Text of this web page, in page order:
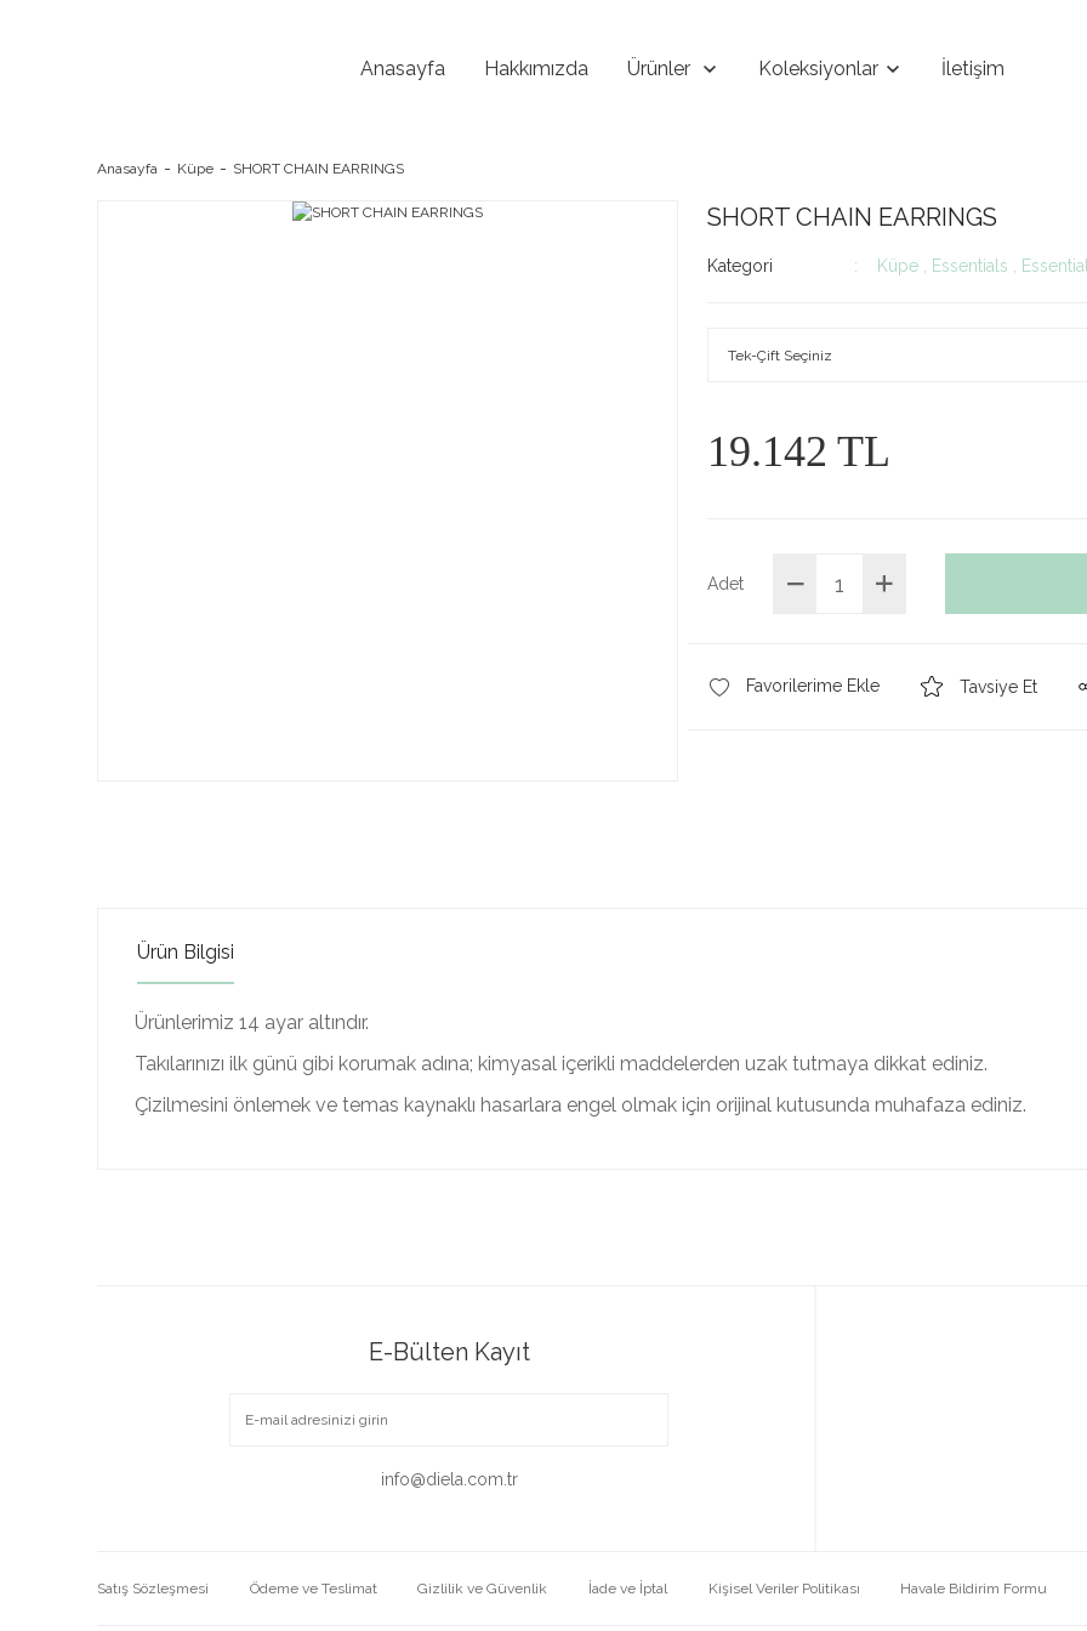
Anasayfa Hakkımızda Ürünler Koleksiyonlar İletişim
Anasayfa Küpe SHORT CHAIN EARRINGS
SHORT CHAIN EARRINGS
Kategori Küpe Essentials
19.142 TL
Adet
Tavsiye Et
Ürün Bilgisi
Ürünlerimiz 14 ayar altındır.
Takılarınızı ilk günü gibi korumak adına; kimyasal içerikli maddelerden uzak tutmaya dikkat ediniz.
Çizilmesini önlemek ve temas kaynaklı hasarlara engel olmak için orijinal kutusunda muhafaza ediniz.
E-Bülten Kayıt
info@diela.com.tr
Satış Sözleşmesi Ödeme ve Teslimat Gizlilik ve Güvenlik İade ve İptal Kişisel Veriler Politikası Havale Bildirim Formu